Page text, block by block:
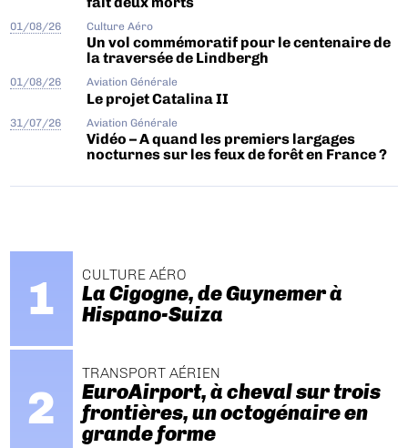
01/08/26 Culture Aéro
Un vol commémoratif pour le centenaire de
la traversée de Lindbergh
01/08/26 Aviation Générale
Le projet Catalina II
31/07/26 Aviation Générale
Vidéo – A quand les premiers largages
nocturnes sur les feux de forêt en France ?
CULTURE AÉRO
La Cigogne, de Guynemer à
Hispano-Suiza
TRANSPORT AÉRIEN
EuroAirport, à cheval sur trois
frontières, un octogénaire en
grande forme